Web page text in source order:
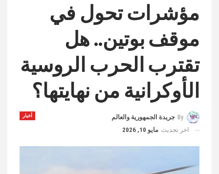
مؤشرات تحول في
موقف بوتين.. هل
تقترب الحرب الروسية
الأوكرانية من نهايتها؟
أخبار By جريدة الجمهورية والعالم
اخر تحديث مايو 10, 2026